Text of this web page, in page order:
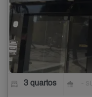
3 quartos